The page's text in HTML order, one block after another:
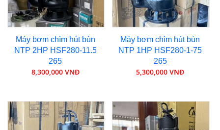
Máy bơm chìm hút bùn
NTP 2HP HSF280-11.5
265
8,300,000 VNĐ
Máy bơm chìm hút bùn
NTP 1HP HSF280-1-75
265
5,300,000 VNĐ